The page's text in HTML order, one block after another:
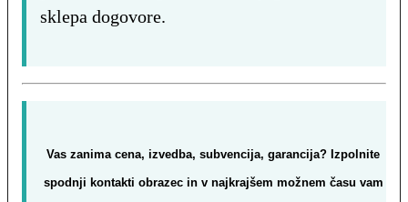
sklepa dogovore.
Vas zanima cena, izvedba, subvencija, garancija? Izpolnite
spodnji kontakti obrazec in v najkrajšem možnem času vam